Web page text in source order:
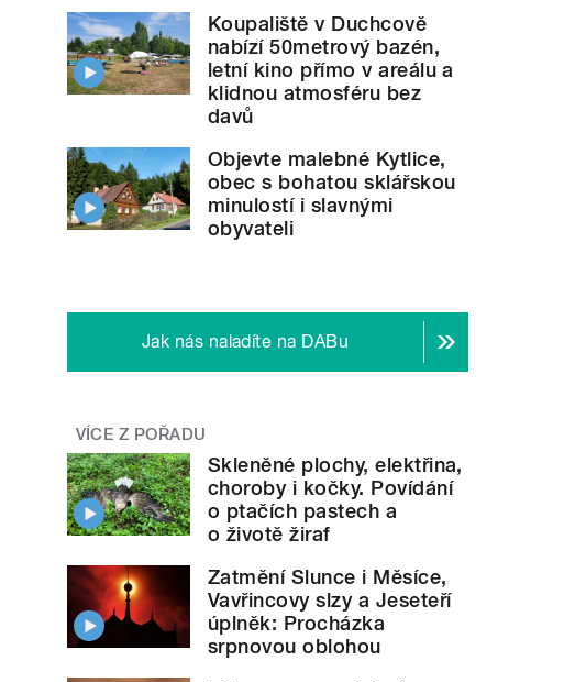
Koupaliště v Duchcově
nabízí 50metrový bazén,
letní kino přímo v areálu a
klidnou atmosféru bez
davů
Objevte malebné Kytlice,
obec s bohatou sklářskou
minulostí i slavnými
obyvateli
Jak nás naladíte na DABu
VÍCE Z POŘADU
Skleněné plochy, elektřina,
choroby i kočky. Povídání
o ptačích pastech a
o životě žiraf
Zatmění Slunce i Měsíce,
Vavřincovy slzy a Jeseteří
úplněk: Procházka
srpnovou oblohou